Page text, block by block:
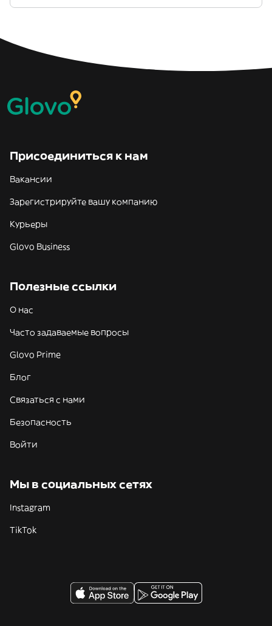
Присоединиться к нам
Вакансии
Зарегистрируйте вашу компанию
Курьеры
Glovo Business
Полезные ссылки
О нас
Часто задаваемые вопросы
Glovo Prime
Блог
Связаться с нами
Безопасность
Войти
Мы в социальных сетях
Instagram
TikTok